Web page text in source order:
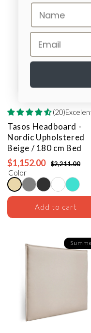
Tasos Headboard -
Nordic Upholstered
Beige / 180 cm Bed
$1,152.00 $2,211.00
Color
Add to cart